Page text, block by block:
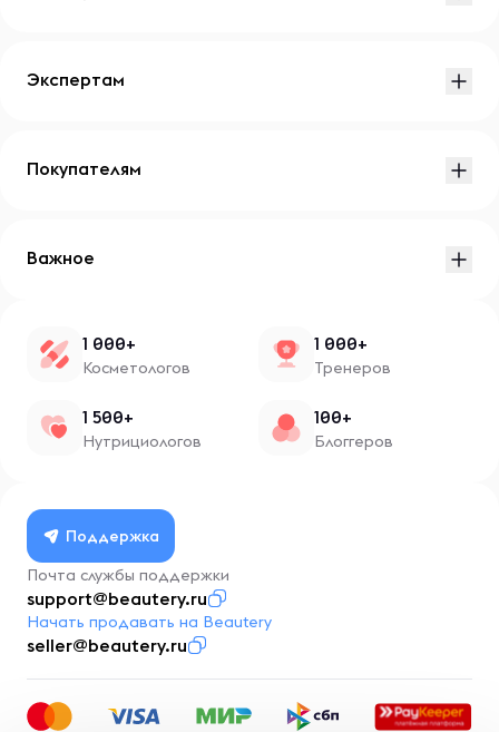
Экспертам
Покупателям
Важное
1 000+
Косметологов
1 000+
Тренеров
1 500+
Нутрициологов
100+
Блоггеров
Поддержка
Почта службы поддержки
support@beautery.ru
Начать продавать на Beautery
seller@beautery.ru